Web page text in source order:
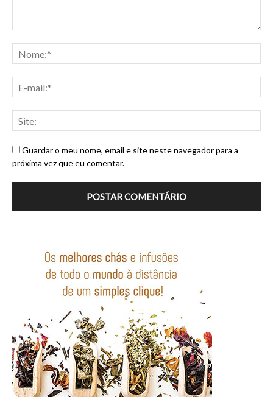
Guardar o meu nome, email e site neste navegador para a
próxima vez que eu comentar.